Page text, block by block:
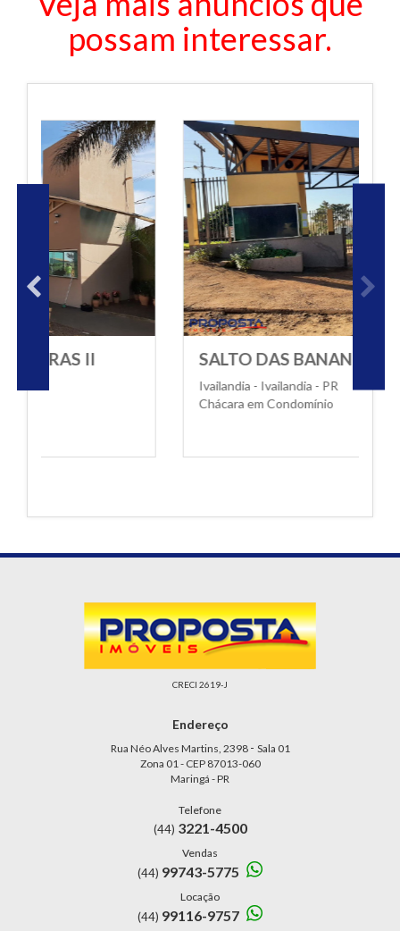
possam interessar.
SALTO DAS BANANEIRAS I
Ivailandia - Ivailandia - PR
Chácara em Condomínio
CRECI 2619-J
Endereço
Rua Néo Alves Martins, 2398 - Sala 01
Zona 01 - CEP 87013-060
Maringá - PR
Telefone
(44) 3221-4500
Vendas
(44) 99743-5775
Locação
(44) 99116-9757